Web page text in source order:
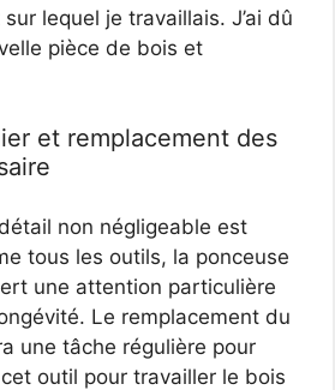
lequel je travaillais. J’ai dû
pièce de bois et
et remplacement des
non négligeable est
tous les outils, la ponceuse
une attention particulière
Le remplacement du
une tâche régulière pour
outil pour travailler le bois